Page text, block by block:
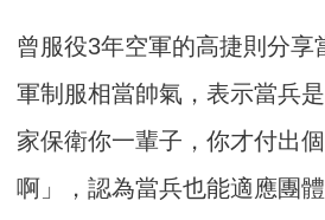
曾服役3年空軍的高捷則分享
軍制服相當帥氣，表示當兵
家保衛你一輩子，你才付出
啊」，認為當兵也能適應團